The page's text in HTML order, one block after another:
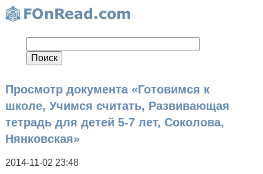
Просмотр документа «Готовимся к
школе, Учимся считать, Развивающая
тетрадь для детей 5-7 лет, Соколова,
Нянковская»
2014-11-02 23:48